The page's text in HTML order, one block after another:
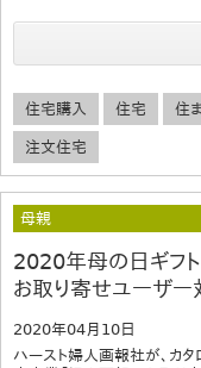
住宅購入 住宅 住
注文住宅
母親
2020年母の日ギフ
お取り寄せユーザー
2020年04月10日
ハースト婦人画報社が、カ